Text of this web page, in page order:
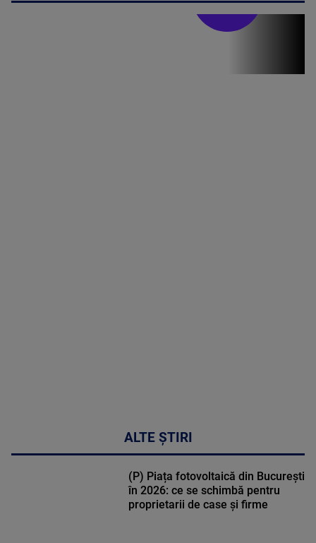
ALTE ȘTIRI
(P) Piața fotovoltaică din București
în 2026: ce se schimbă pentru
proprietarii de case și firme